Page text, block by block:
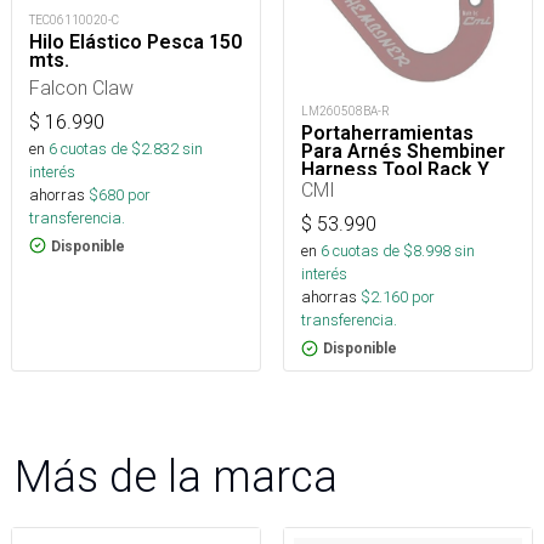
TEC06110020-C
Hilo Elástico Pesca 150
mts.
Falcon Claw
$ 16.990
en 6cuotas de $2.832sin
interés
ahorras $680 por
transferencia.
Disponible
LM260508BA-R
Portaherramientas
Para Arnés Shembiner
Harness Tool Rack Y
Arborismo
CMI
$ 53.990
en 6cuotas de $8.998sin
interés
ahorras $2.160 por
transferencia.
Disponible
Más de la marca